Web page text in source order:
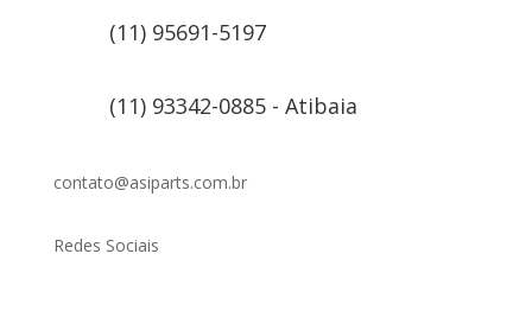
(11) 95691-5197
(11) 93342-0885 - Atibaia
contato@asiparts.com.br
Redes Sociais